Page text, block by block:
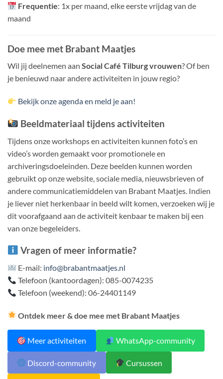
Frequentie: 1x per maand, elke eerste vrijdag van de
maand
Doe mee met Brabant Maatjes
Wil jij deelnemen aan Social Café Tilburg vrouwen? Of ben
je benieuwd naar andere activiteiten in jouw regio?
Bekijk onze agenda en meld je aan!
Beeldmateriaal tijdens activiteiten
Tijdens onze workshops en activiteiten kunnen foto’s en
video’s worden gemaakt voor promotionele en
archiveringsdoeleinden. Deze beelden kunnen worden
gebruikt op onze website, sociale media, nieuwsbrieven of
andere communicatiemiddelen van Brabant Maatjes. Indien
je liever niet herkenbaar in beeld wilt komen, verzoeken wij je
dit voorafgaand aan de activiteit kenbaar te maken bij een
van onze begeleiders.
Vragen of meer informatie?
E-mail: info@brabantmaatjes.nl
Telefoon (kantoordagen): 085-0074235
Telefoon (weekend): 06-24401149
Ontdek meer & doe mee met Brabant Maatjes
Meer activiteiten WhatsApp-community
Discord-community Cursussen